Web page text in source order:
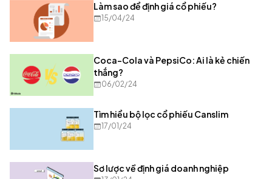
Làm sao để định giá cổ phiếu?
15/04/24
Coca-Cola và PepsiCo: Ai là kẻ chiến
thắng?
06/02/24
Tìm hiểu bộ lọc cổ phiếu Canslim
17/01/24
Sơ lược về định giá doanh nghiệp